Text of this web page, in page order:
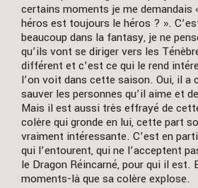
certains moments je me demandais
héros est toujours le héros ? ».
beaucoup dans la fantasy, je ne
qu’ils vont se diriger vers les
différent et c’est ce qui le rend
l’on voit dans cette saison. Oui, il a
sauver les personnes qu’il aime et
Mais il est aussi très effrayé de
colère qui gronde en lui, cette part
vraiment intéressante. C’est en
qui l’entourent, qui ne l’acceptent
le Dragon Réincarné, pour qui il est.
moments-là que sa colère explose.